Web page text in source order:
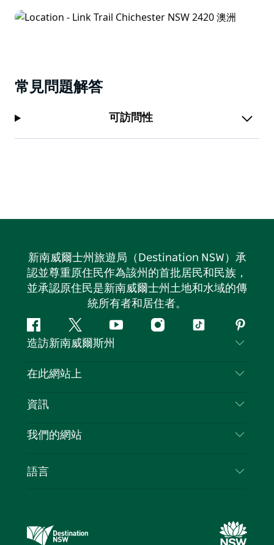
常見問題解答
可訪問性
新南威爾士州旅遊局（Destination NSW）承
認並尊重原住民作為該州的首批居民和民族，
並承認原住民是新南威爾士州土地和水域的傳
統所有者和居住者。
Facebook嘰
嘰
喳
Youtube Instagram
抖
造訪新南威爾斯州
聯絡我們
隱私
Cookie 通知
在此網站上
目的地
新南威爾斯州公路旅行
活動
資訊
旅行資訊
新南威爾斯的商業
我們的網站
語言